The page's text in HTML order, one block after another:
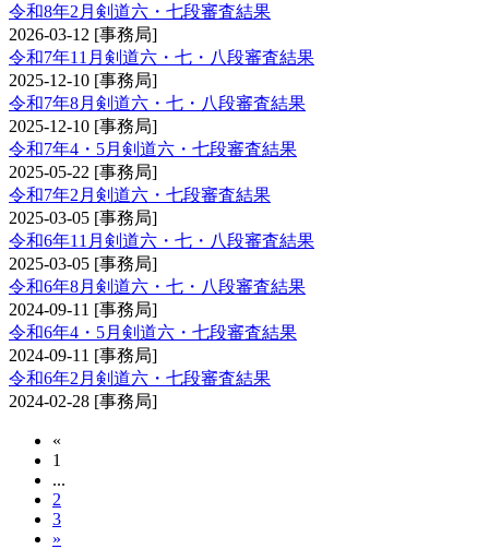
令和8年2月剣道六・七段審査結果
2026-03-12 [事務局]
令和7年11月剣道六・七・八段審査結果
2025-12-10 [事務局]
令和7年8月剣道六・七・八段審査結果
2025-12-10 [事務局]
令和7年4・5月剣道六・七段審査結果
2025-05-22 [事務局]
令和7年2月剣道六・七段審査結果
2025-03-05 [事務局]
令和6年11月剣道六・七・八段審査結果
2025-03-05 [事務局]
令和6年8月剣道六・七・八段審査結果
2024-09-11 [事務局]
令和6年4・5月剣道六・七段審査結果
2024-09-11 [事務局]
令和6年2月剣道六・七段審査結果
2024-02-28 [事務局]
«
1
...
2
3
»